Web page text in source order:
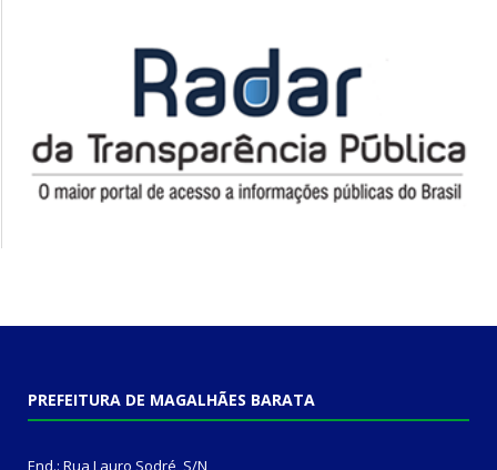
PREFEITURA DE MAGALHÃES BARATA
End.: Rua Lauro Sodré, S/N